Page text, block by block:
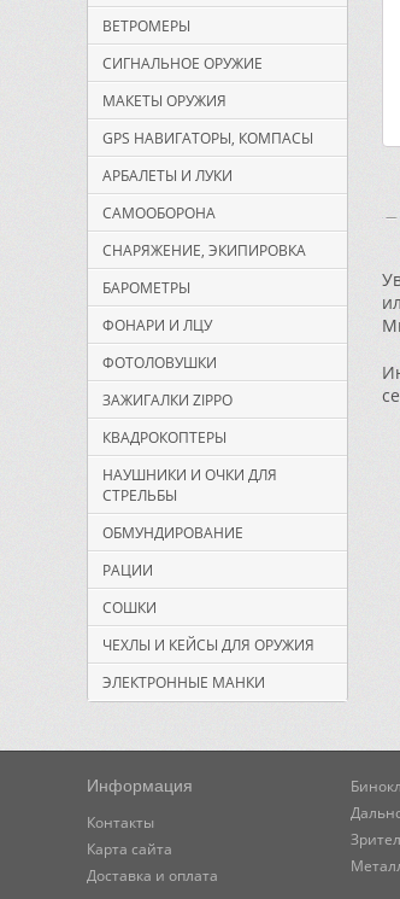
ВЕТРОМЕРЫ
СИГНАЛЬНОЕ ОРУЖИЕ
МАКЕТЫ ОРУЖИЯ
GPS НАВИГАТОРЫ, КОМПАСЫ
АРБАЛЕТЫ И ЛУКИ
САМООБОРОНА
СНАРЯЖЕНИЕ, ЭКИПИРОВКА
БАРОМЕТРЫ
ФОНАРИ И ЛЦУ
ФОТОЛОВУШКИ
ЗАЖИГАЛКИ ZIPPO
КВАДРОКОПТЕРЫ
НАУШНИКИ И ОЧКИ ДЛЯ
СТРЕЛЬБЫ
ОБМУНДИРОВАНИЕ
РАЦИИ
СОШКИ
ЧЕХЛЫ И КЕЙСЫ ДЛЯ ОРУЖИЯ
ЭЛЕКТРОННЫЕ МАНКИ
Информация
Контакты
Карта сайта
Доставка и оплата